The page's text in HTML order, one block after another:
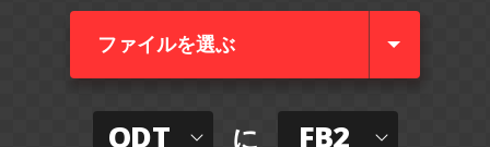
ファイルを選ぶ
ODT に FB2